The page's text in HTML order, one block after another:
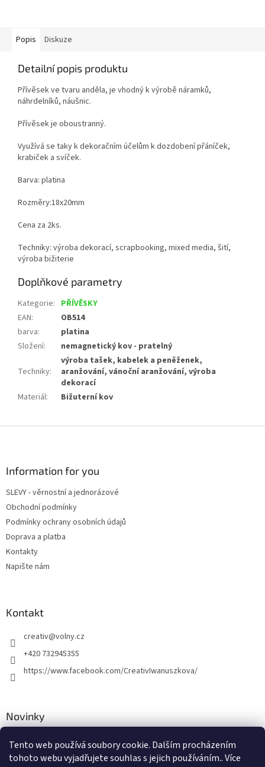
Tento web používá soubory cookie. Dalším procházením
tohoto webu vyjadřujete souhlas s jejich používáním.. Více
Popis Diskuze
Detailní popis produktu
Přívěsek ve tvaru anděla, je vhodný k výrobě náramků,
náhrdelníků, náušnic.
Přívěsek je oboustranný.
Využívá se taky k dekoračním účelům k dozdobení přáníček,
krabiček a svíček.
Barva: platina
Rozměry:18x20mm
Cena za 2ks.
Techniky: výroba dekorací, scrapbooking, mixed media, šití,
výroba bižiterie
Doplňkové parametry
Kategorie: PŘÍVĚSKY
EAN:
OB514
barva:
platina
Složení: nemagnetický kov - pratelný
Techniky:
výroba tašek, kabelek a peněženek,
aranžování, vánoční aranžování, výroba
dekorací
Materiál: Bižuterní kov
Information for you
SLEVY - věrnostní a jednorázové
Obchodní podmínky
Podmínky ochrany osobních údajů
Doprava a platba
Kontakty
Napište nám
Kontakt
creativ@volny.cz
+420 732945355
https://www.facebook.com/CreativIwanuszkova/
Novinky
30.8.2018